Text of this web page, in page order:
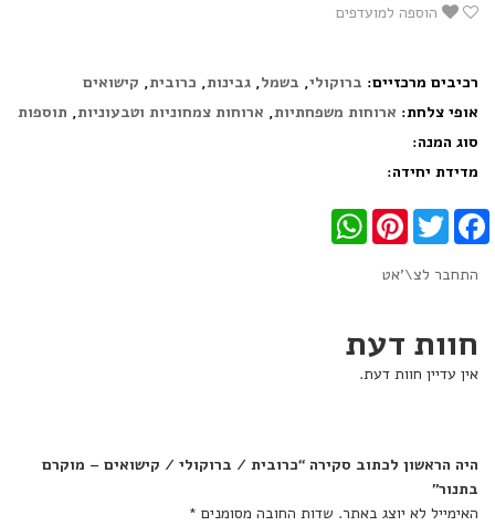
הוספה למועדפים
רכיבים מרכזיים: ברוקולי, בשמל, גבינות, כרובית, קישואים
אופי צלחת: ארוחות משפחתיות, ארוחות צמחוניות וטבעוניות, תוספות
סוג המנה:
מדידת יחידה:
Facebook
Twitter
Pinterest
WhatsApp
התחבר לצ\'אט
חוות דעת
אין עדיין חוות דעת.
היה הראשון לכתוב סקירה “כרובית / ברוקולי / קישואים – מוקרם
בתנור”
האימייל לא יוצג באתר. שדות החובה מסומנים *